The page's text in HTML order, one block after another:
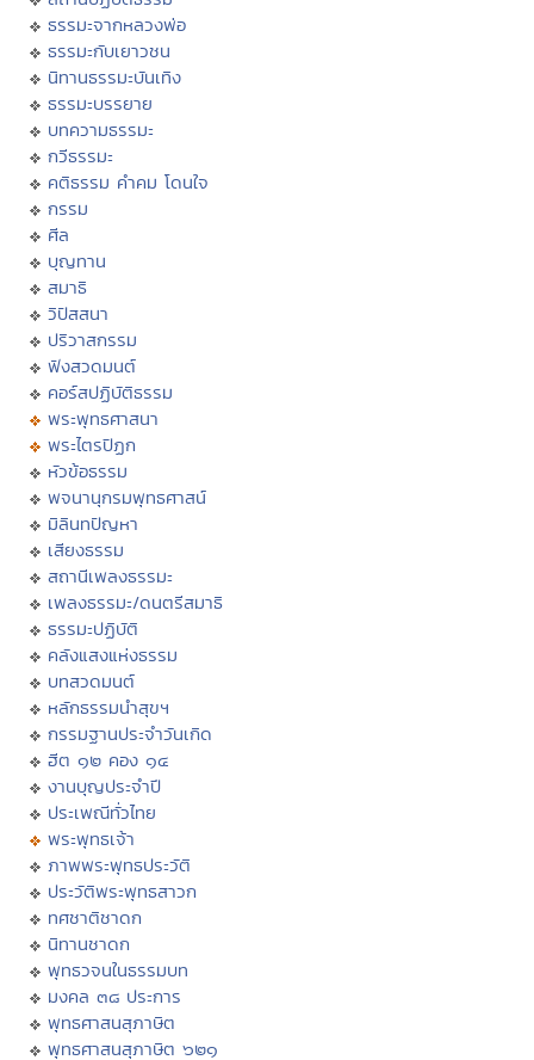
ธรรมะจากหลวงพ่อ
ธรรมะกับเยาวชน
นิทานธรรมะบันเทิง
ธรรมะบรรยาย
บทความธรรมะ
กวีธรรมะ
คติธรรม คำคม โดนใจ
กรรม
ศีล
บุญทาน
สมาธิ
วิปัสสนา
ปริวาสกรรม
ฟังสวดมนต์
คอร์สปฏิบัติธรรม
พระพุทธศาสนา
พระไตรปิฏก
หัวข้อธรรม
พจนานุกรมพุทธศาสน์
มิลินทปัญหา
เสียงธรรม
สถานีเพลงธรรมะ
เพลงธรรมะ/ดนตรีสมาธิ
ธรรมะปฏิบัติ
คลังแสงแห่งธรรม
บทสวดมนต์
หลักธรรมนำสุขฯ
กรรมฐานประจำวันเกิด
ฮีต ๑๒ คอง ๑๔
งานบุญประจำปี
ประเพณีทั่วไทย
พระพุทธเจ้า
ภาพพระพุทธประวัติ
ประวัติพระพุทธสาวก
ทศชาติชาดก
นิทานชาดก
พุทธวจนในธรรมบท
มงคล ๓๘ ประการ
พุทธศาสนสุภาษิต
พุทธศาสนสุภาษิต ๖๒๑